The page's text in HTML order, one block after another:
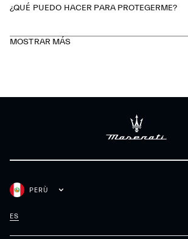
¿QUÉ PUEDO HACER PARA PROTEGERME?
Evite compartir datos sensibles en línea
MOSTRAR MÁS
PERÙ
ES